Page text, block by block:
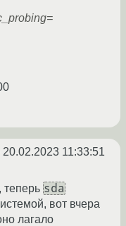
20.02.2023 11:33:51
теперь sda
вот вчера
лагало